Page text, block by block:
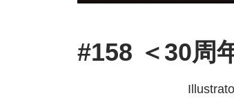
#158 ＜30周